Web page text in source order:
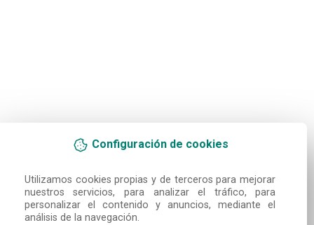
Configuración de cookies
Utilizamos cookies propias y de terceros para mejorar
nuestros servicios, para analizar el tráfico, para
personalizar el contenido y anuncios, mediante el
análisis de la navegación.